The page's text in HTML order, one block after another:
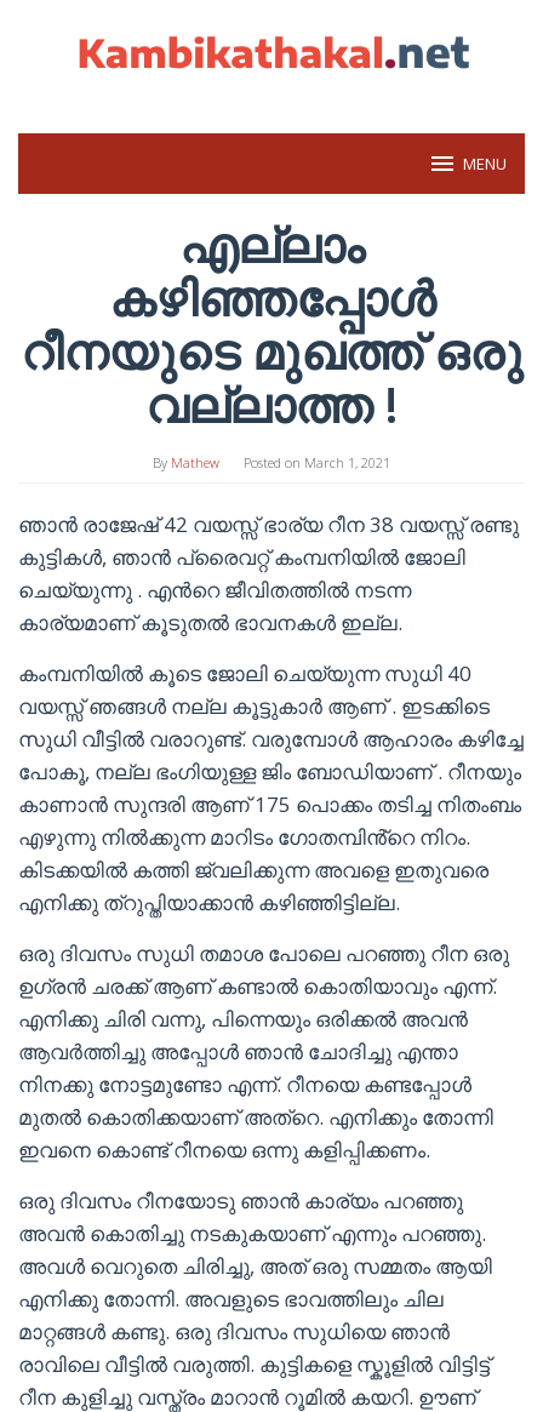
MENU
എല്ലാം
കഴിഞ്ഞപ്പോൾ
റീനയുടെ മുഖത്ത് ഒരു
വല്ലാത്ത !
By Mathew Posted on March 1, 2021
ഞാൻ രാജേഷ് 42 വയസ്സ് ഭാര്യ റീന 38 വയസ്സ് രണ്ടു
കുട്ടികൾ, ഞാൻ പ്രൈവറ്റ് കംമ്പനിയിൽ ജോലി
ചെയ്യുന്നു . എൻറെ ജീവിതത്തിൽ നടന്ന
കാര്യമാണ് കൂടുതൽ ഭാവനകൾ ഇല്ല.
കംമ്പനിയിൽ കൂടെ ജോലി ചെയ്യുന്ന സുധി 40
വയസ്സ് ഞങ്ങൾ നല്ല കൂട്ടുകാർ ആണ് . ഇടക്കിടെ
സുധി വീട്ടിൽ വരാറുണ്ട്. വരുമ്പോൾ ആഹാരം കഴിച്ചേ
പോകൂ, നല്ല ഭംഗിയുള്ള ജിം ബോഡിയാണ് . റീനയും
കാണാൻ സുന്ദരി ആണ് 175 പൊക്കം തടിച്ച നിതംബം
എഴുന്നു നിൽക്കുന്ന മാറിടം ഗോതമ്പിൻ്റെ നിറം.
കിടക്കയിൽ കത്തി ജ്വലിക്കുന്ന അവളെ ഇതുവരെ
എനിക്കു ത്റുപ്തിയാക്കാൻ കഴിഞ്ഞിട്ടില്ല.
ഒരു ദിവസം സുധി തമാശ പോലെ പറഞ്ഞു റീന ഒരു
ഉഗ്രൻ ചരക്ക് ആണ് കണ്ടാൽ കൊതിയാവും എന്ന്.
എനിക്കു ചിരി വന്നു, പിന്നെയും ഒരിക്കൽ അവൻ
ആവർത്തിച്ചു അപ്പോൾ ഞാൻ ചോദിച്ചു എന്താ
നിനക്കു നോട്ടമുണ്ടോ എന്ന്. റീനയെ കണ്ടപ്പോൾ
മുതൽ കൊതിക്കയാണ് അത്റെ. എനിക്കും തോന്നി
ഇവനെ കൊണ്ട് റീനയെ ഒന്നു കളിപ്പിക്കണം.
ഒരു ദിവസം റീനയോടു ഞാൻ കാര്യം പറഞ്ഞു
അവൻ കൊതിച്ചു നടകുകയാണ് എന്നും പറഞ്ഞു.
അവൾ വെറുതെ ചിരിച്ചു, അത് ഒരു സമ്മതം ആയി
എനിക്കു തോന്നി. അവളുടെ ഭാവത്തിലും ചില
മാറ്റങ്ങൾ കണ്ടു. ഒരു ദിവസം സുധിയെ ഞാൻ
രാവിലെ വീട്ടിൽ വരുത്തി. കുട്ടികളെ സ്കൂളിൽ വിട്ടിട്ട്
റീന കുളിച്ചു വസ്ത്രം മാറാൻ റൂമിൽ കയറി. ഊണ്